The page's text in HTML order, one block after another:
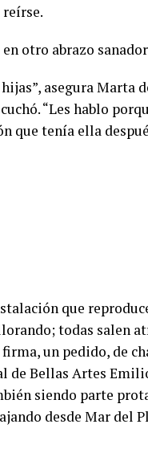
otro abrazo
asegura Marta
“Les hablo
que tenía ella
que
todas salen
un pedido, de
de Bellas Artes
siendo parte
desde Mar del